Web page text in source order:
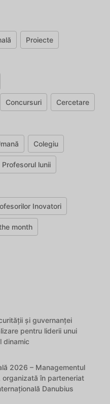
Proiecte
Concursuri Cercetare
Colegiu
Profesorul lunii
Inovatori
month
și guvernanței
pentru liderii unui
dinamic
2026 – Managementul
organizată în parteneriat
Danubius